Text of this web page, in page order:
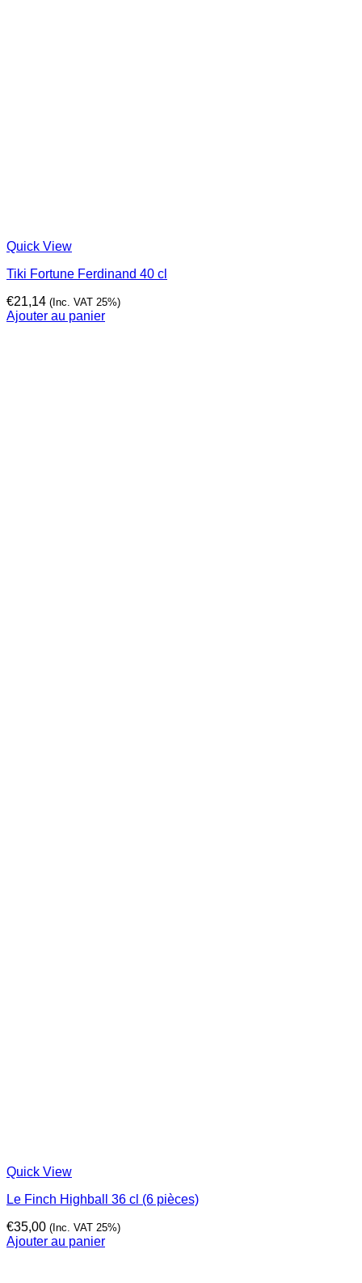
Quick View
Tiki Fortune Ferdinand 40 cl
€21,14 (Inc. VAT 25%)
Ajouter au panier
Quick View
Le Finch Highball 36 cl (6 pièces)
€35,00 (Inc. VAT 25%)
Ajouter au panier